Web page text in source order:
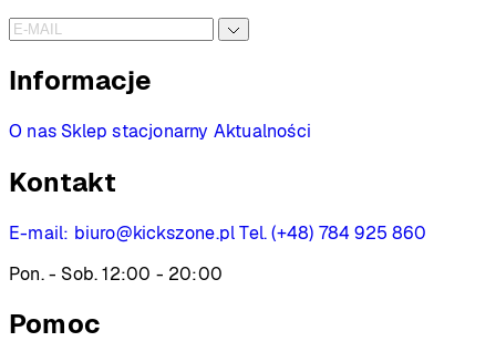
Informacje
O nas Sklep stacjonarny Aktualności
Kontakt
E-mail: biuro@kickszone.pl Tel. (+48) 784 925 860
Pon. - Sob. 12:00 - 20:00
Pomoc